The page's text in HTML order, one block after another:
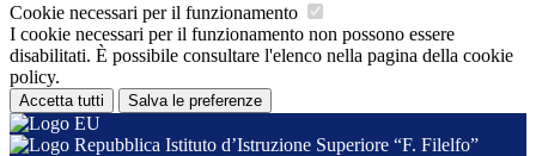
Cookie necessari per il funzionamento
I cookie necessari per il funzionamento non possono essere
disabilitati. È possibile consultare l'elenco nella pagina della cookie
policy.
Accetta tutti Salva le preferenze
Istituto d’Istruzione Superiore “F. Filelfo”